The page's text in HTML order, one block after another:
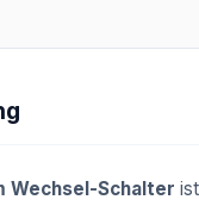
Wechsel-Schalter